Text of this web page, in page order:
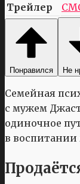
Трейлер
Понравился Не
Семейная
с мужем
одиночное
в воспитании